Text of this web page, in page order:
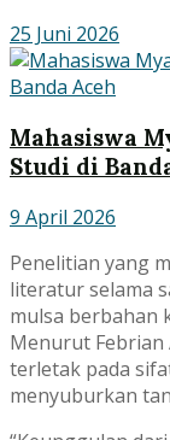
25 Juni 2026
Mahasiswa
Studi di
9 April 2026
Penelitian yang
literatur selama
mulsa berbahan
Menurut Febrian
terletak pada
menyuburkan